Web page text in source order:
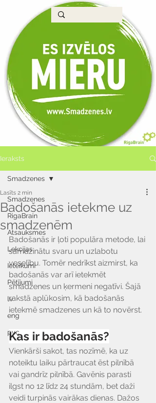
Ieraksts
Smadzenes
RigaBrain
Atsauksmes
Lekcijas
Ieteikumi
Pētījumi
lv
eng
рус
Smadzenes
Badošanās ietekme uz
smadzenēm
Lasīts 2 min
Badošanās ir ļoti populāra metode, lai
samazinātu svaru un uzlabotu
veselību. Tomēr nedrīkst aizmirst, ka
badošanās var arī ietekmēt
smadzenes un ķermeni negatīvi. Šajā
rakstā aplūkosim, kā badošanās
ietekmē smadzenes un kā to novērst.
Kas ir badošanās?
Vienkārši sakot, tas nozīmē, ka uz
noteiktu laiku pārtraucat ēst pilnībā
vai gandrīz pilnībā. Gavēnis parasti
ilgst no 12 līdz 24 stundām, bet daži
veidi turpinās vairākas dienas. Dažos